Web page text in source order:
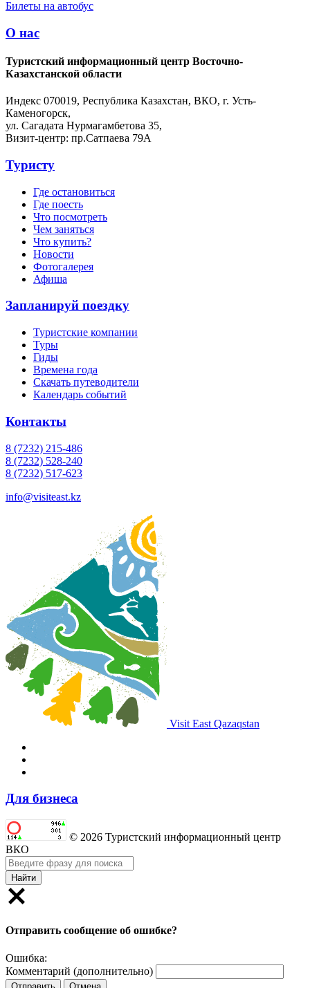
Билеты на автобус
О нас
Туристский информационный центр Восточно-
Казахстанской области
Индекс 070019, Республика Казахстан, ВКО, г. Усть-
Каменогорск,
ул. Сагадата Нурмагамбетова 35,
Визит-центр: пр.Сатпаева 79А
Туристу
Где остановиться
Где поесть
Что посмотреть
Чем заняться
Что купить?
Новости
Фотогалерея
Афиша
Запланируй поездку
Туристские компании
Туры
Гиды
Времена года
Скачать путеводители
Календарь событий
Контакты
8 (7232) 215-486
8 (7232) 528-240
8 (7232) 517-623
info@visiteast.kz
Visit East Qazaqstan
Для бизнеса
© 2026 Туристский информационный центр
ВКО
Найти
Отправить сообщение об ошибке?
Ошибка:
Комментарий (дополнительно)